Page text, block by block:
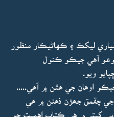
ليکڪ ۽ ڪهاڻيڪار منظور
آهي جيڪو ڪنول
اوهان جي هٿن ۾ آهي.....
جي چقمق جھڙن ذهنن ۾ هي
کيتر ۾ هي ڪتاب اهميت جو